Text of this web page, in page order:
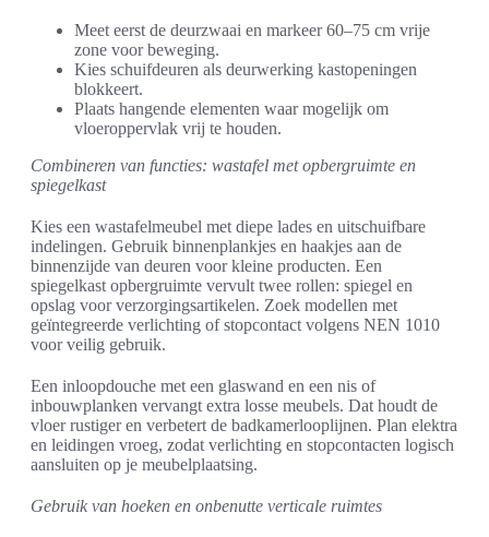
Meet eerst de deurzwaai en markeer 60–75 cm vrije
zone voor beweging.
Kies schuifdeuren als deurwerking kastopeningen
blokkeert.
Plaats hangende elementen waar mogelijk om
vloeroppervlak vrij te houden.
Combineren van functies: wastafel met opbergruimte en
spiegelkast
Kies een wastafelmeubel met diepe lades en uitschuifbare
indelingen. Gebruik binnenplankjes en haakjes aan de
binnenzijde van deuren voor kleine producten. Een
spiegelkast opbergruimte vervult twee rollen: spiegel en
opslag voor verzorgingsartikelen. Zoek modellen met
geïntegreerde verlichting of stopcontact volgens NEN 1010
voor veilig gebruik.
Een inloopdouche met een glaswand en een nis of
inbouwplanken vervangt extra losse meubels. Dat houdt de
vloer rustiger en verbetert de badkamerlooplijnen. Plan elektra
en leidingen vroeg, zodat verlichting en stopcontacten logisch
aansluiten op je meubelplaatsing.
Gebruik van hoeken en onbenutte verticale ruimtes